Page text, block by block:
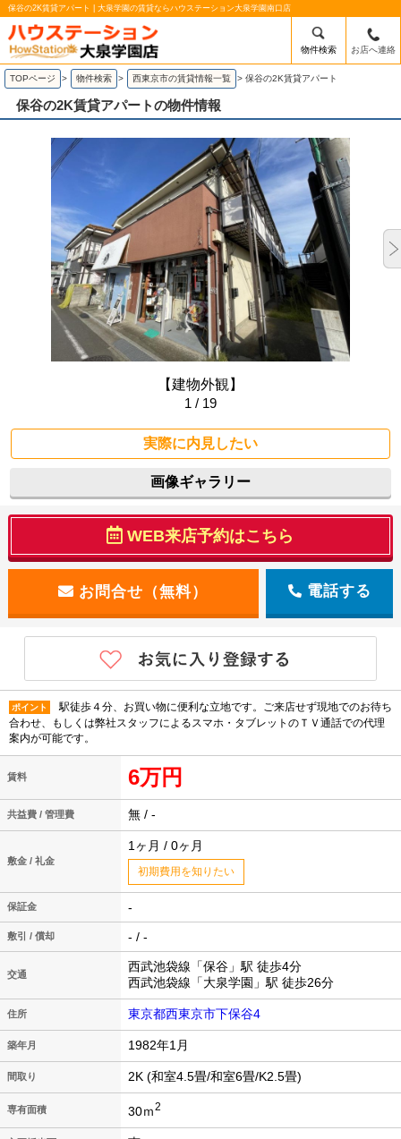
保谷の2K賃貸アパート | 大泉学園の賃貸ならハウステーション大泉学園南口店
物件検索 お店へ連絡
TOPページ > 物件検索 > 西東京市の賃貸情報一覧 > 保谷の2K賃貸アパート
保谷の2K賃貸アパートの物件情報
【建物外観】
1 / 19
実際に内見したい
画像ギャラリー
WEB来店予約はこちら
電話する
ポイント
駅徒歩４分、お買い物に便利な立地です。ご来店せず現地でのお待ち
合わせ、もしくは弊社スタッフによるスマホ・タブレットのＴＶ通話での代理
案内が可能です。
賃料 6万円
共益費 / 管理費 無 / -
敷金 / 礼金
1ヶ月 / 0ヶ月
初期費用を知りたい
保証金 -
敷引 / 償却 - / -
交通
西武池袋線「保谷」駅 徒歩4分
西武池袋線「大泉学園」駅 徒歩26分
住所 東京都西東京市下保谷4
築年月 1982年1月
間取り 2K (和室4.5畳/和室6畳/K2.5畳)
専有面積 30ｍ2